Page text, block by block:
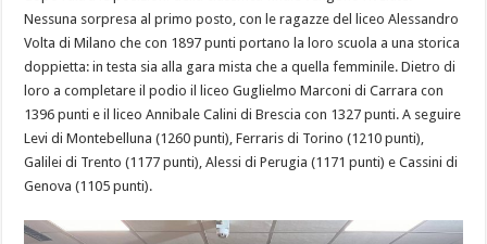
Nessuna sorpresa al primo posto, con le ragazze del liceo Alessandro
Volta di Milano che con 1897 punti portano la loro scuola a una storica
doppietta: in testa sia alla gara mista che a quella femminile. Dietro di
loro a completare il podio il liceo Guglielmo Marconi di Carrara con
1396 punti e il liceo Annibale Calini di Brescia con 1327 punti. A seguire
Levi di Montebelluna (1260 punti), Ferraris di Torino (1210 punti),
Galilei di Trento (1177 punti), Alessi di Perugia (1171 punti) e Cassini di
Genova (1105 punti).